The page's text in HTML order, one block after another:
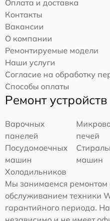
Оплата и доставка
Контакты
Вакансии
О компании
Ремонтируемые модели
Наши услуги
Согласие на обработку
Способы оплаты
Ремонт устройств
Варочных
панелей
печей
Посудомоечных
машин
машин
Холодильников
Мы занимаемся ремонтом
обслуживанием техники
гарантийного периода.